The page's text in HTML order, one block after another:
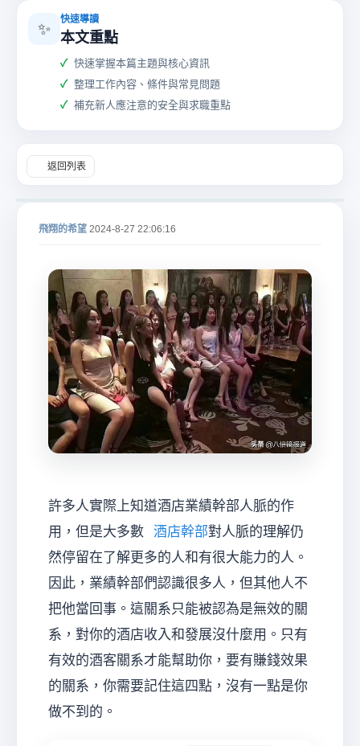
✨
快速導讀
本文重點
快速掌握本篇主題與核心資訊
整理工作內容、條件與常見問題
補充新人應注意的安全與求職重點
返回列表
飛翔的希望 2024-8-27 22:06:16
許多人實際上知道酒店業績幹部人脈的作
用，但是大多數
酒店幹部對人脈的理解仍
然停留在了解更多的人和有很大能力的人。
因此，業績幹部們認識很多人，但其他人不
把他當回事。這關系只能被認為是無效的關
系，對你的酒店收入和發展沒什麼用。只有
有效的酒客關系才能幫助你，要有賺錢效果
的關系，你需要記住這四點，沒有一點是你
做不到的。